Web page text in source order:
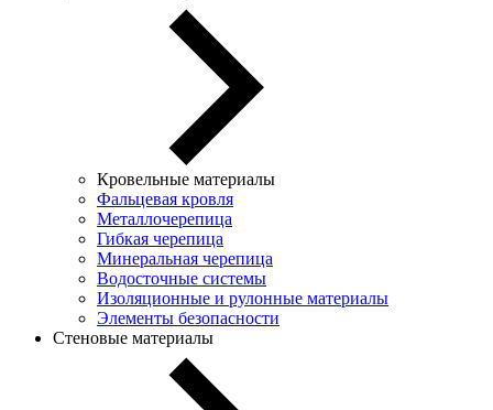
Кровельные материалы
Фальцевая кровля
Металлочерепица
Гибкая черепица
Минеральная черепица
Водосточные системы
Изоляционные и рулонные материалы
Элементы безопасности
Стеновые материалы